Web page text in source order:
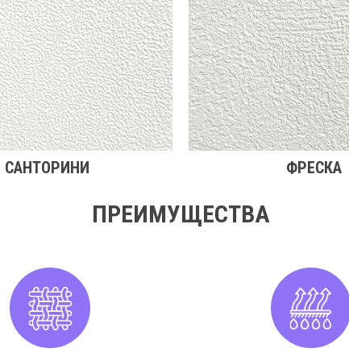
САНТОРИНИ ФРЕСКА
ПРЕИМУЩЕСТВА